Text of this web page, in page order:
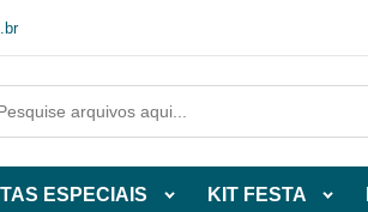
ESPECIAIS KIT FESTA